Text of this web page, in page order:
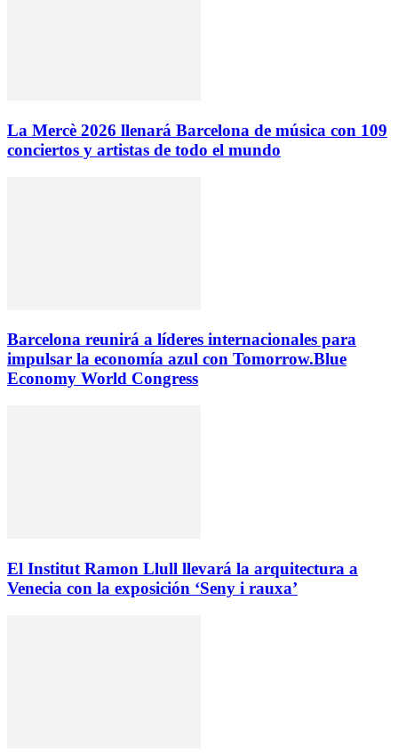
La Mercè 2026 llenará Barcelona de música con 109
conciertos y artistas de todo el mundo
Barcelona reunirá a líderes internacionales para
impulsar la economía azul con Tomorrow.Blue
Economy World Congress
El Institut Ramon Llull llevará la arquitectura a
Venecia con la exposición ‘Seny i rauxa’